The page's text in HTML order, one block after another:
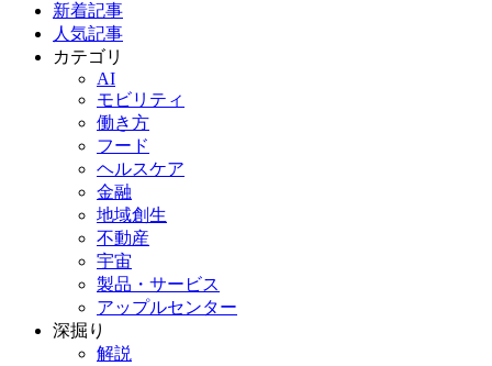
新着記事
人気記事
カテゴリ
AI
モビリティ
働き方
フード
ヘルスケア
金融
地域創生
不動産
宇宙
製品・サービス
アップルセンター
深掘り
解説